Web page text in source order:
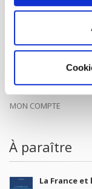
FOREIGN RIGHTS
POUR LES LIBRAIRES
CONDITIONS
MON COMPTE
À paraître
La France